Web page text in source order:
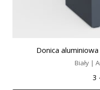
Donica
Biały |
3